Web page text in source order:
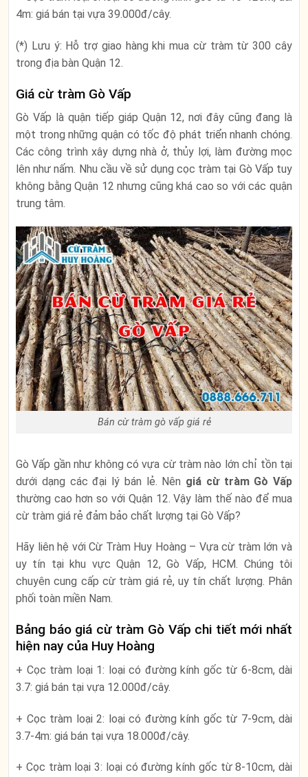
4m: giá bán tại vựa 39.000đ/cây.
(*) Lưu ý: Hỗ trợ giao hàng khi mua cừ tràm từ 300 cây
trong địa bàn Quận 12.
Giá cừ tràm Gò Vấp
Gò Vấp là quận tiếp giáp Quận 12, nơi đây cũng đang là
một trong những quận có tốc độ phát triển nhanh chóng.
Các công trình xây dựng nhà ở, thủy lợi, làm đường mọc
lên như nấm. Nhu cầu về sử dụng cọc tràm tại Gò Vấp tuy
không bằng Quận 12 nhưng cũng khá cao so với các quận
trung tâm.
Bán cừ tràm gò vấp giá rẻ
Gò Vấp gần như không có vựa cừ tràm nào lớn chỉ tồn tại
dưới dạng các đại lý bán lẻ. Nên giá cừ tràm Gò Vấp
thường cao hơn so với Quận 12. Vậy làm thế nào để mua
cừ tràm giá rẻ đảm bảo chất lượng tại Gò Vấp?
Hãy liên hệ với Cừ Tràm Huy Hoàng – Vựa cừ tràm lớn và
uy tín tại khu vực Quận 12, Gò Vấp, HCM. Chúng tôi
chuyên cung cấp cừ tràm giá rẻ, uy tín chất lượng. Phân
phối toàn miền Nam.
Bảng báo giá cừ tràm Gò Vấp chi tiết mới nhất
hiện nay của Huy Hoàng
+ Cọc tràm loại 1: loại có đường kính gốc từ 6-8cm, dài
3.7: giá bán tại vựa 12.000đ/cây.
+ Cọc tràm loại 2: loại có đường kính gốc từ 7-9cm, dài
3.7-4m: giá bán tại vựa 18.000đ/cây.
+ Cọc tràm loại 3: loại có đường kính gốc từ 8-10cm, dài